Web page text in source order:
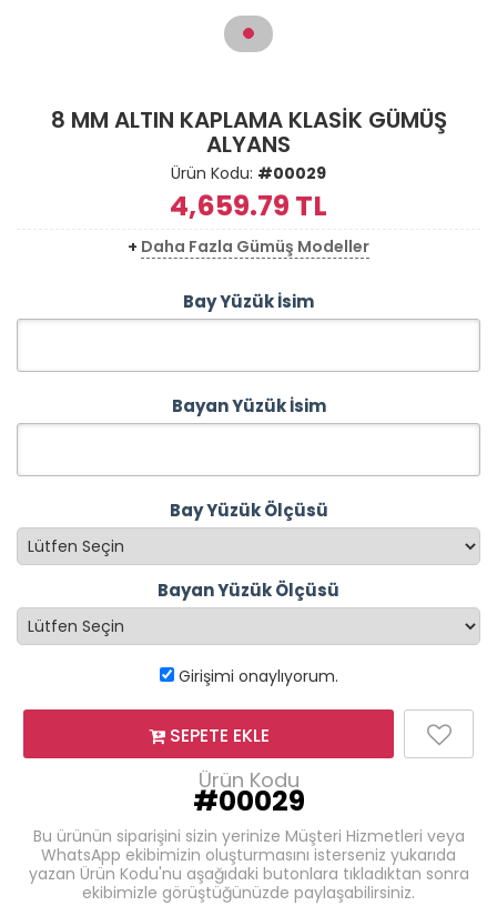
8 MM ALTIN KAPLAMA KLASİK GÜMÜŞ
ALYANS
Ürün Kodu: #00029
4,659.79 TL
+ Daha Fazla Gümüş Modeller
Bay Yüzük İsim
Bayan Yüzük İsim
Bay Yüzük Ölçüsü
Bayan Yüzük Ölçüsü
Girişimi onaylıyorum.
SEPETE EKLE
Ürün Kodu
#00029
Bu ürünün siparişini sizin yerinize Müşteri Hizmetleri veya
WhatsApp ekibimizin oluşturmasını isterseniz yukarıda
yazan Ürün Kodu'nu aşağıdaki butonlara tıkladıktan sonra
ekibimizle görüştüğünüzde paylaşabilirsiniz.